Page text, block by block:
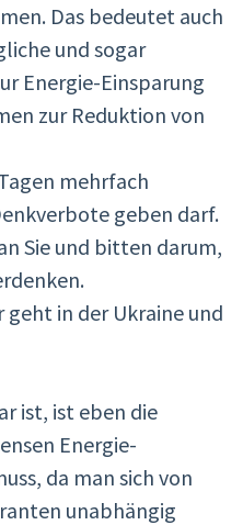
Das bedeutet auch
und sogar
Energie-Einsparung
zur Reduktion von
mehrfach
geben darf.
Sie und bitten darum,
geht in der Ukraine und
ist, ist eben die
Energie-
da man sich von
unabhängig